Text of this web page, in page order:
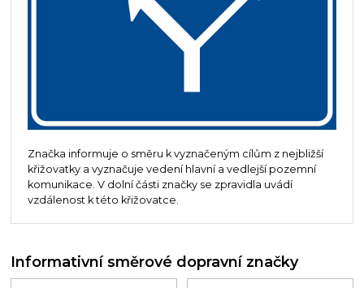
Značka informuje o směru k vyznačeným cílům z nejbližší
křižovatky a vyznačuje vedení hlavní a vedlejší pozemní
komunikace. V dolní části značky se zpravidla uvádí
vzdálenost k této křižovatce.
Informativní směrové dopravní značky